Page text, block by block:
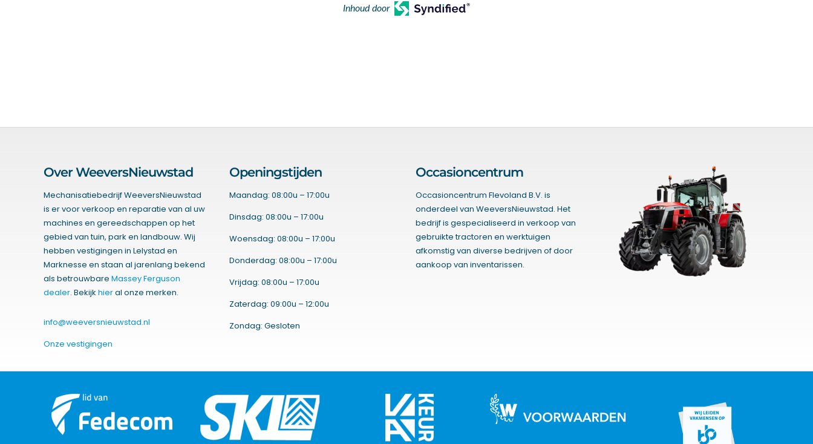
Inhoud door
Over WeeversNieuwstad
Mechanisatiebedrijf WeeversNieuwstad
is er voor verkoop en reparatie van al uw
machines en gereedschappen op het
gebied van tuin, park en landbouw. Wij
hebben vestigingen in Lelystad en
Marknesse en staan al jarenlang bekend
als betrouwbare Massey Ferguson
dealer. Bekijkhieral onze merken.
info@weeversnieuwstad.nl
Onze vestigingen
Openingstijden
Maandag: 08:00u – 17:00u
Dinsdag: 08:00u – 17:00u
Woensdag: 08:00u – 17:00u
Donderdag: 08:00u – 17:00u
Vrijdag: 08:00u – 17:00u
Zaterdag: 09:00u – 12:00u
Zondag: Gesloten
Occasioncentrum
Occasioncentrum Flevoland B.V. is
onderdeel van WeeversNieuwstad. Het
bedrijf is gespecialiseerd in verkoop van
gebruikte tractoren en werktuigen
afkomstig van diverse bedrijven of door
aankoop van inventarissen.